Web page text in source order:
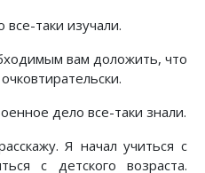
таки изучали.
вам доложить, что
дело все-таки знали.
Я начал учиться с
с детского возраста.